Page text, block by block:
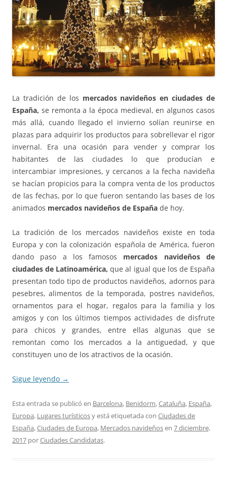
La tradición de los mercados navideños en ciudades de
España, se remonta a la época medieval, en algunos casos
más allá, cuando llegado el invierno solían reunirse en
plazas para adquirir los productos para sobrellevar el rigor
invernal. Era una ocasión para vender y comprar los
habitantes de las ciudades lo que producían e
intercambiar impresiones, y cercanos a la fecha navideña
se hacían propicios para la compra venta de los productos
de las fechas, por lo que fueron sentando las bases de los
animados mercados navideños de España de hoy.
La tradición de los mercados navideños existe en toda
Europa y con la colonización española de América, fueron
dando paso a los famosos mercados navideños de
ciudades de Latinoamérica,que al igual que los de España
presentan todo tipo de productos navideños, adornos para
pesebres, alimentos de la temporada, postres navideños,
ornamentos para el hogar, regalos para la familia y los
amigos y con los últimos tiempos actividades de disfrute
para chicos y grandes, entre ellas algunas que se
remontan como los mercados a la antiguedad, y que
constituyen uno de los atractivos de la ocasión.
Sigue leyendo →
Esta entrada se publicó en Barcelona, Benidorm,Cataluña, España,
Europa, Lugares turísticosy está etiquetada con Ciudades de
España,Ciudades de Europa, Mercados navideñosen 7 diciembre,
2017 porCiudades Candidatas.